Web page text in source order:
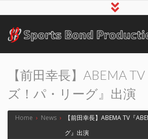
アスリート事務所スポ
【前田幸長】ABEMA
ズ！パ・リーグ』出演
Home › News ›
【前田幸長】ABEMA TV『
グ』出演